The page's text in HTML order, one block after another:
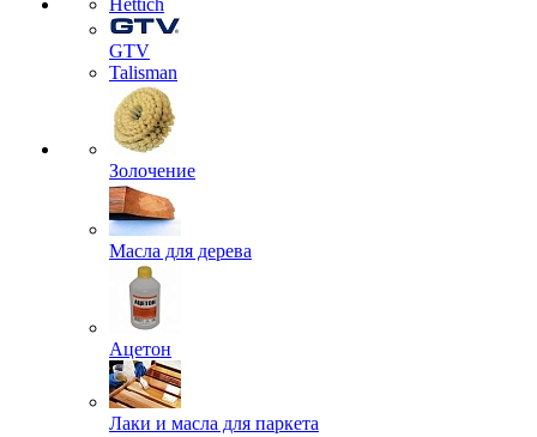
Hettich
GTV
Talisman
Золочение
Масла для дерева
Ацетон
Лаки и масла для паркета